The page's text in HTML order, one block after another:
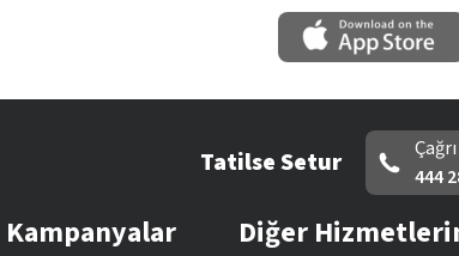
Tatilse Setur
444
Kampanyalar Diğer